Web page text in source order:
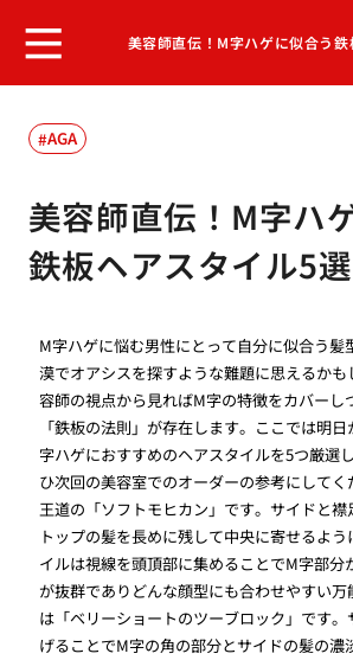
美容師直伝！M字ハゲに似合う
AGA
美容師直伝！M字ハ
鉄板ヘアスタイル5選
M字ハゲに悩む男性にとって自分に似合う髪
漠でオアシスを探すような難題に思えるか
容師の視点から見ればM字の特徴をカバーし
「鉄板の法則」が存在します。ここでは明
字ハゲにおすすめのヘアスタイルを5つ厳選
ひ次回の美容室でのオーダーの参考にして
王道の「ソフトモヒカン」です。サイドと
トップの髪を長めに残して中央に寄せるよ
イルは視線を頭頂部に集めることでM字部分
が抜群でありどんな顔型にも合わせやすい万
は「ベリーショートのツーブロック」です
げることでM字の角の部分とサイドの髪の濃